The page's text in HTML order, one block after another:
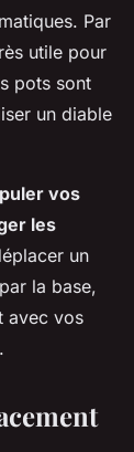
Par
utile pour
pots sont
un diable
vos
les
un
la base,
avec vos